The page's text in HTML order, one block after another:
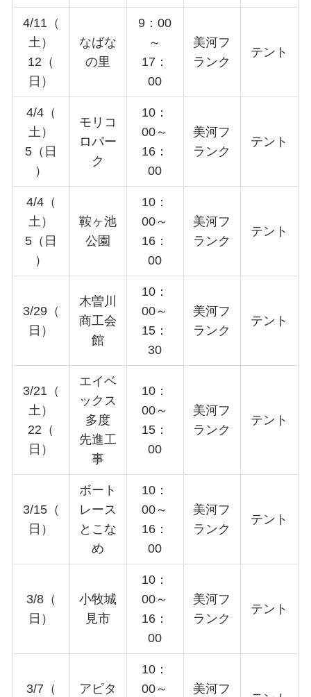
4/11（
土）
12（
日）
なばな
の里
9：00
～
17：
00
美河フ
ランク
テント
4/4（
土）
5（日
）
モリコ
ロパー
ク
10：
00～
16：
00
美河フ
ランク
テント
4/4（
土）
5（日
）
鞍ヶ池
公園
10：
00～
16：
00
美河フ
ランク
テント
3/29（
日）
木曽川
商工会
館
10：
00～
15：
30
美河フ
ランク
テント
3/21（
土）
22（
日）
エイベ
ックス
多度
先進工
事
10：
00～
15：
00
美河フ
ランク
テント
3/15（
日）
ボート
レース
とこな
め
10：
00～
16：
00
美河フ
ランク
テント
3/8（
日）
小牧城
見市
10：
00～
16：
00
美河フ
ランク
テント
3/7（ アピタ
10：
00～
美河フ